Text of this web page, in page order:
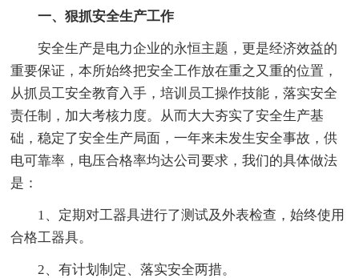
一、狠抓安全生产工作
安全生产是电力企业的永恒主题，更是经济效益的
重要保证，本所始终把安全工作放在重之又重的位置，
从抓员工安全教育入手，培训员工操作技能，落实安全
责任制，加大考核力度。从而大大夯实了安全生产基
础，稳定了安全生产局面，一年来未发生安全事故，供
电可靠率，电压合格率均达公司要求，我们的具体做法
是：
1、定期对工器具进行了测试及外表检查，始终使用
合格工器具。
2、有计划制定、落实安全两措。